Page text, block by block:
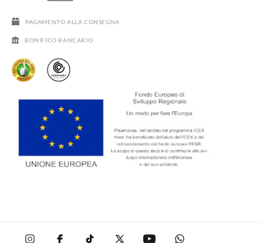
PAGAMENTO ALLA CONSEGNA
BONIFICO BANCARIO